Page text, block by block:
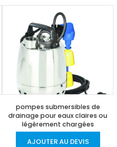
pompes submersibles de
drainage pour eaux claires ou
légèrement chargées
AJOUTER AU DEVIS